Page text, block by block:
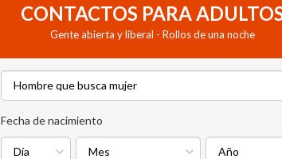
vemaria763
CONTACTOS PARA
Gente abierta y liberal - Rollos de una noche
Fecha de nacimiento